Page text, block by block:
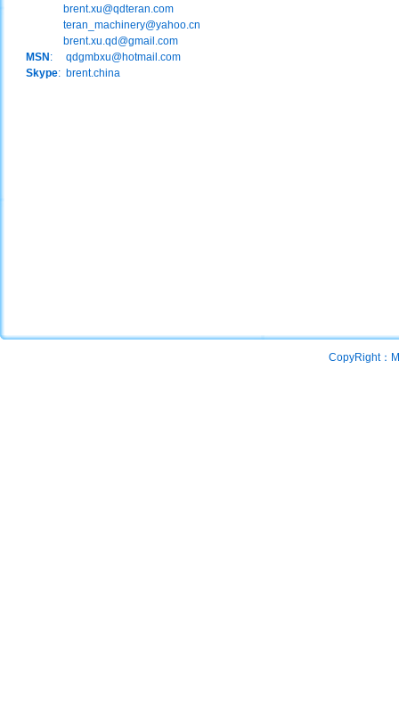
brent.xu@qdteran.com
teran_machinery@yahoo.cn
brent.xu.qd@gmail.com
MSN : qdgmbxu@hotmail.com
Skype: brent.china
CopyRight：